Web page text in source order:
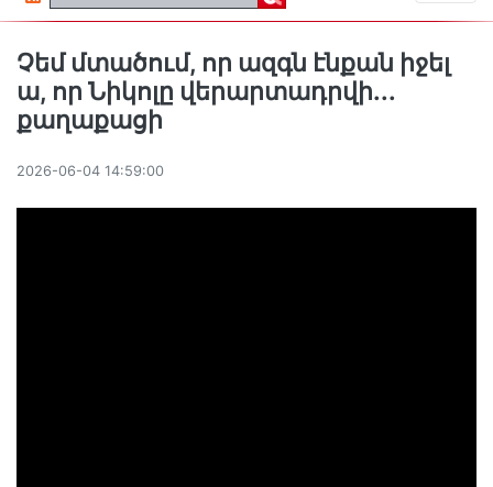
Չեմ մտածում, որ ազգն էնքան իջել
ա, որ Նիկոլը վերարտադրվի․․․
քաղաքացի
2026-06-04 14:59:00